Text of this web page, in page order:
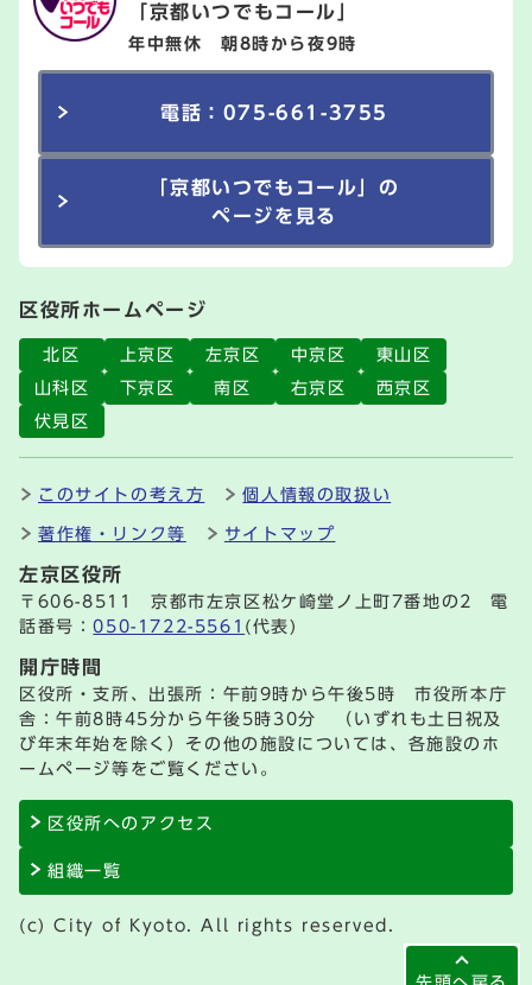
「京都いつでもコール」
年中無休 朝8時から夜9時
電話：075-661-3755
「京都いつでもコール」の
ページを見る
区役所ホームページ
北区 上京区 左京区 中京区
東山区
山科区
下京区 南区 右京区
西京区
伏見区
このサイトの考え方 個人情報の取扱い
著作権・リンク等 サイトマップ
左京区役所
〒606-8511 京都市左京区松ケ崎堂ノ上町7番地の2 電
話番号：050-1722-5561 (代表)
開庁時間
区役所・支所、出張所：午前9時から午後5時 市役所本庁
舎：午前8時45分から午後5時30分 （いずれも土日祝及
び年末年始を除く）その他の施設については、各施設のホ
ームページ等をご覧ください。
区役所へのアクセス
組織一覧
(c) City of Kyoto. All rights reserved.